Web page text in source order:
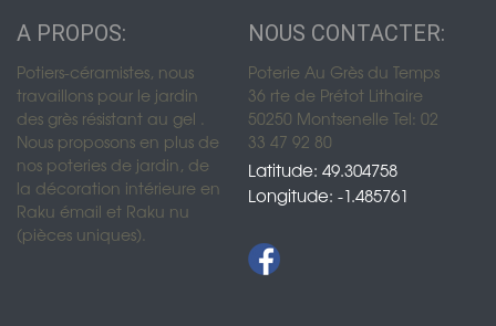
A PROPOS:
Potiers-céramistes, nous
travaillons pour le jardin
des grès résistant au gel .
Nous proposons en plus de
nos poteries de jardin, de
la décoration intérieure en
Raku émail et Raku nu
(pièces uniques).
NOUS CONTACTER:
Poterie Au Grès du Temps
36 rte de Prétot Lithaire
50250 Montsenelle Tel: 02
33 47 92 80
Latitude: 49.304758
Longitude: -1.485761